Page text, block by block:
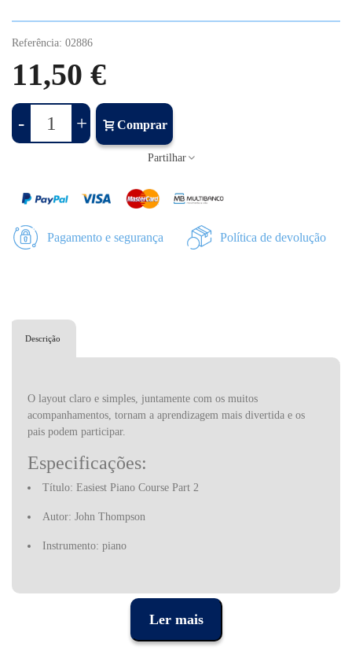
Referência: 02886
11,50 €
- + Comprar
Partilhar
Pagamento e segurança Política de devolução
Descrição
O layout claro e simples, juntamente com os muitos
acompanhamentos, tornam a aprendizagem mais divertida e os
pais podem participar.
Especificações:
Título: Easiest Piano Course Part 2
Autor: John Thompson
Instrumento: piano
Ler mais